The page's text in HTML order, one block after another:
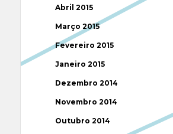
Abril 2015
Março 2015
Fevereiro 2015
Janeiro 2015
Dezembro 2014
Novembro 2014
Outubro 2014